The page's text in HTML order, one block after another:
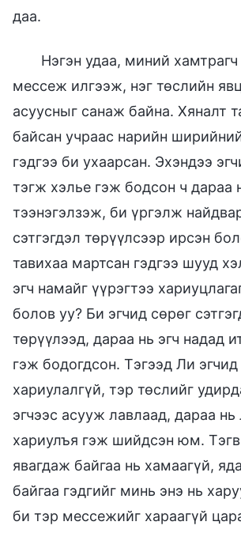
даа.
Нэгэн удаа, миний
мессеж илгээж, нэг төслийн
асуусныг санаж байна. Хяналт
байсан учраас нарийн
гэдгээ би ухаарсан. Эхэндээ
тэгж хэлье гэж бодсон ч дараа
тээнэгэлзэж, би үргэлж
сэтгэгдэл төрүүлсээр ирсэн
тавихаа мартсан гэдгээ шууд
эгч намайг үүрэгтээ
болов уу? Би эгчид сөрөг
төрүүлээд, дараа нь эгч надад
гэж бодогдсон. Тэгээд Ли
хариулалгүй, тэр төслийг
эгчээс асууж лавлаад, дараа нь
хариулъя гэж шийдсэн юм.
явагдаж байгаа нь хамаагүй,
байгаа гэдгийг минь энэ нь
би тэр мессежийг хараагүй